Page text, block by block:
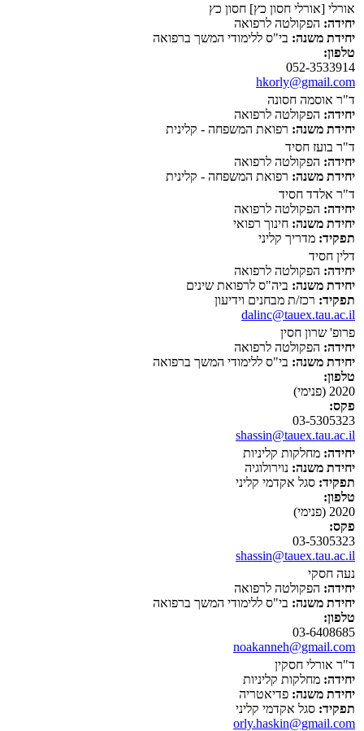
אורלי [אורלי חסון כץ] חסון כץ
יחידה: הפקולטה לרפואה
יחידת משנה: בי"ס ללימודי המשך ברפואה
טלפון:
052-3533914
hkorly@gmail.com
ד"ר אוסמה חסונה
יחידה: הפקולטה לרפואה
יחידת משנה: רפואת המשפחה - קלינית
ד"ר בועז חסיד
יחידה: הפקולטה לרפואה
יחידת משנה: רפואת המשפחה - קלינית
ד"ר אלדד חסיד
יחידה: הפקולטה לרפואה
יחידת משנה: חינוך רפואי
תפקיד: מדריך קליני
דלין חסיד
יחידה: הפקולטה לרפואה
יחידת משנה: ביה"ס לרפואת שינים
תפקיד: רכז/ת מבחנים וידיעון
dalinc@tauex.tau.ac.il
פרופ' שרון חסין
יחידה: הפקולטה לרפואה
יחידת משנה: בי"ס ללימודי המשך ברפואה
טלפון:
2020 (פנימי)
פקס:
03-5305323
shassin@tauex.tau.ac.il
יחידה: מחלקות קליניות
יחידת משנה: נוירולוגיה
תפקיד: סגל אקדמי קליני
טלפון:
2020 (פנימי)
פקס:
03-5305323
shassin@tauex.tau.ac.il
נעה חסקי
יחידה: הפקולטה לרפואה
יחידת משנה: בי"ס ללימודי המשך ברפואה
טלפון:
03-6408685
noakanneh@gmail.com
ד"ר אורלי חסקין
יחידה: מחלקות קליניות
יחידת משנה: פדיאטריה
תפקיד: סגל אקדמי קליני
orly.haskin@gmail.com